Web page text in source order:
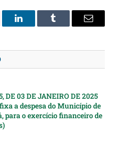
LinkedInTumblr Email
DE 03 DE JANEIRO DE 2025
a despesa do Município de
para o exercício financeiro de